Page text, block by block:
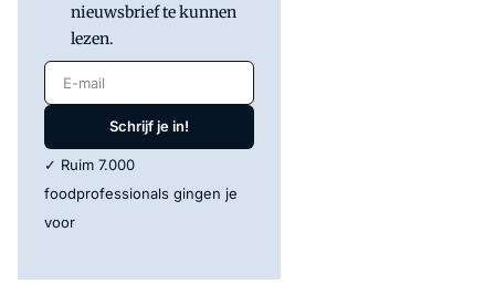
nieuwsbrief te kunnen
lezen.
E-mail
Schrijf je in!
✓ Ruim 7.000
foodprofessionals gingen je
voor